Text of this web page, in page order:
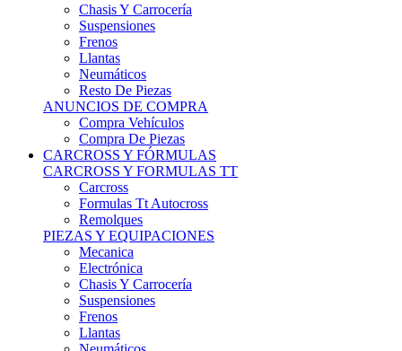
Suspensiones
Frenos
Llantas
Neumáticos
Resto De Piezas
ANUNCIOS DE COMPRA
Compra Vehículos
Compra De Piezas
CARCROSS Y FÓRMULAS
CARCROSS Y FORMULAS TT
Carcross
Formulas Tt Autocross
Remolques
PIEZAS Y EQUIPACIONES
Mecanica
Electrónica
Chasis Y Carrocería
Suspensiones
Frenos
Llantas
Neumáticos
Resto De Piezas